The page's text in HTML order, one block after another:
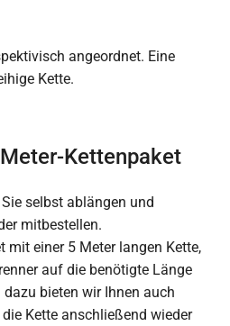
Kettenpaket
selbst ablängen und
mitbestellen.
mit einer 5 Meter langen Kette,
auf die benötigte Länge
bieten wir Ihnen auch
Kette anschließend wieder